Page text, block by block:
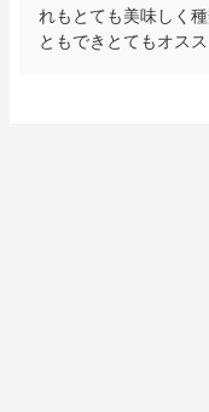
れもとても美味しく
ともできとてもオスス